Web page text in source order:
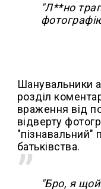
"Л**но
Шанувальники
розділ
враження від
відверту
"пізнавальний"
батьківства.
"Бро, я